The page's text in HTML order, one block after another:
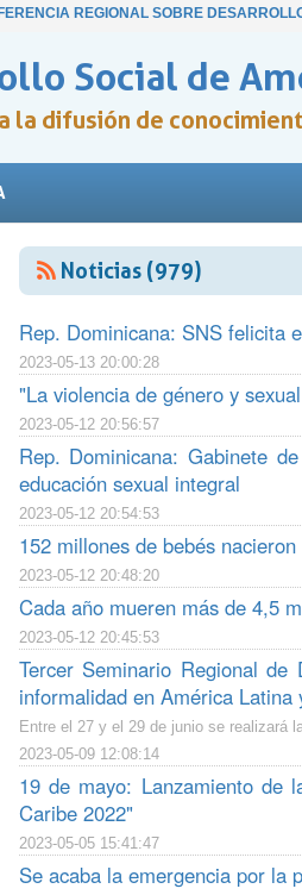
REGIONAL SOBRE
Social de
la difusión de
Noticias (979)
Rep. Dominicana: SNS felicita
2023-05-13 20:00:28
"La violencia de género y
2023-05-12 20:56:57
Rep. Dominicana: Gabinete
educación sexual integral
2023-05-12 20:54:53
152 millones de bebés
2023-05-12 20:48:20
Cada año mueren más de 4,5
2023-05-12 20:45:53
Tercer Seminario Regional
informalidad en América Latina
Entre el 27 y el 29 de junio se realizará
2023-05-09 12:08:14
19 de mayo: Lanzamiento de
Caribe 2022"
2023-05-05 15:41:47
Se acaba la emergencia por la